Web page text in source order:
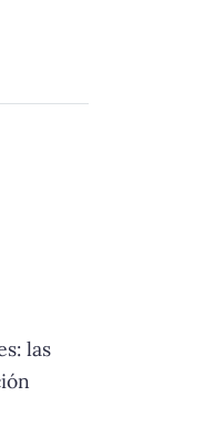
las